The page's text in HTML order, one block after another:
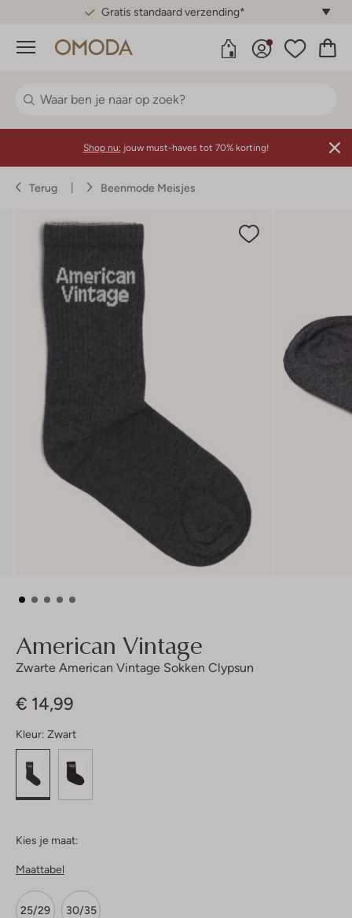
Gratis standaard verzending*
Menu
Shop nu: jouw must-haves tot 70% korting!
Terug Beenmode Meisjes
American Vintage
Zwarte American Vintage Sokken Clypsun
€ 14,99
Kleur: Zwart
Kies je maat:
Maattabel
25/29 30/35